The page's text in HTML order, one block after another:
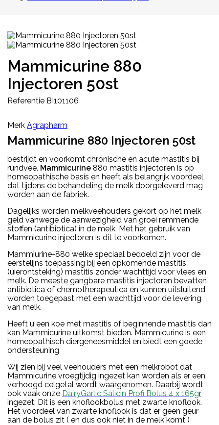
Mammicurine 880
Injectoren 50st
Referentie BI101106
Merk Agrapharm
Mammicurine 880 Injectoren 50st
bestrijdt en voorkomt chronische en acute mastitis bij
rundvee. Mammicurine 880 mastitis injectoren is op
homeopathische basis en heeft als belangrijk voordeel
dat tijdens de behandeling de melk doorgeleverd mag
worden aan de fabriek.
Dagelijks worden melkveehouders gekort op het melk
geld vanwege de aanwezigheid van groei remmende
stoffen (antibiotica) in de melk. Met het gebruik van
Mammicurine injectoren is dit te voorkomen.
Mammiurine-880 welke speciaal bedoeld zijn voor de
eerstelijns toepassing bij een opkomende mastitis
(uierontsteking) mastitis zonder wachttijd voor vlees en
melk. De meeste gangbare mastitis injectoren bevatten
antibiotica of chemotherapeutica en kunnen uitsluitend
worden toegepast met een wachttijd voor de levering
van melk.
Heeft u een koe met mastitis of beginnende mastitis dan
kan Mammicurine uitkomst bieden. Mammicurine is een
homeopathisch diergeneesmiddel en biedt een goede
ondersteuning
Wij zien bij veel veehouders met een melkrobot dat
Mammicurine vroegtijdig ingezet kan worden als er een
verhoogd celgetal wordt waargenomen. Daarbij wordt
ook vaak onze DairyGarlic Salicin Profi Bolus 4 x 165gr
ingezet. Dit is een knoflookbolus met zwarte knoflook.
Het voordeel van zwarte knoflook is dat er geen geur
aan de bolus zit ( en dus ook niet in de melk komt )